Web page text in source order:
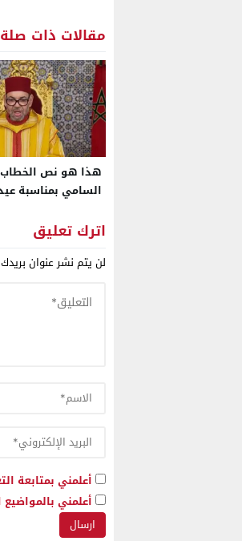
مقالات ذات صلة
هذا هو نص
السامي بمناسبة
اترك تعليق
لن يتم نشر عنوان
أعلمني بمتابعة
أعلمني